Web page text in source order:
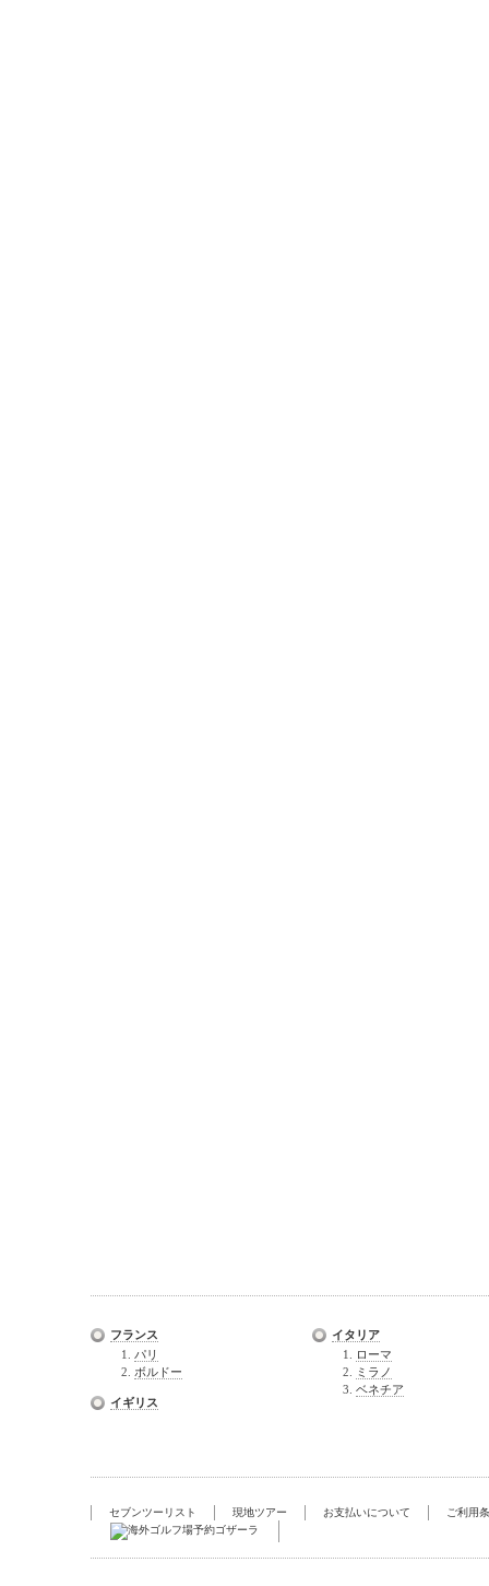
フランス
パリ
ボルドー
イギリス
イタリア
ローマ
ミラノ
ベネチア
セブンツーリスト 現地ツアー お支払いについて ご利用